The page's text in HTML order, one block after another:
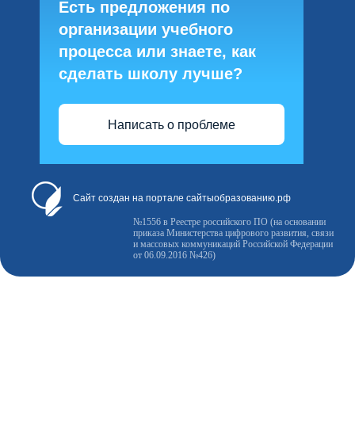
Есть предложения по
организации учебного
процесса или знаете, как
сделать школу лучше?
Написать о проблеме
Сайт создан на портале сайтыобразованию.рф
№1556 в Реестре российского ПО (на основании
приказа Министерства цифрового развития, связи
и массовых коммуникаций Российской Федерации
от 06.09.2016 №426)